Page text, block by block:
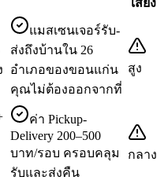
เสี่ยง
แมสเซนเจอร์รับ-
ส่งถึงบ้านใน 26
อำเภอของขอนแก่น
คุณไม่ต้องออกจากที่
สูง
ค่า Pickup-
Delivery 200–500
บาท/รอบ ครอบคลุม
รับและส่งคืน
กลาง